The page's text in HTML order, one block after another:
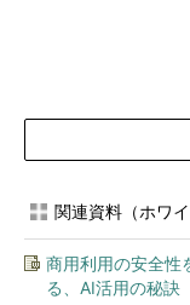
関連資料（ホワイ
商用利用の安全性
る、AI活用の秘訣